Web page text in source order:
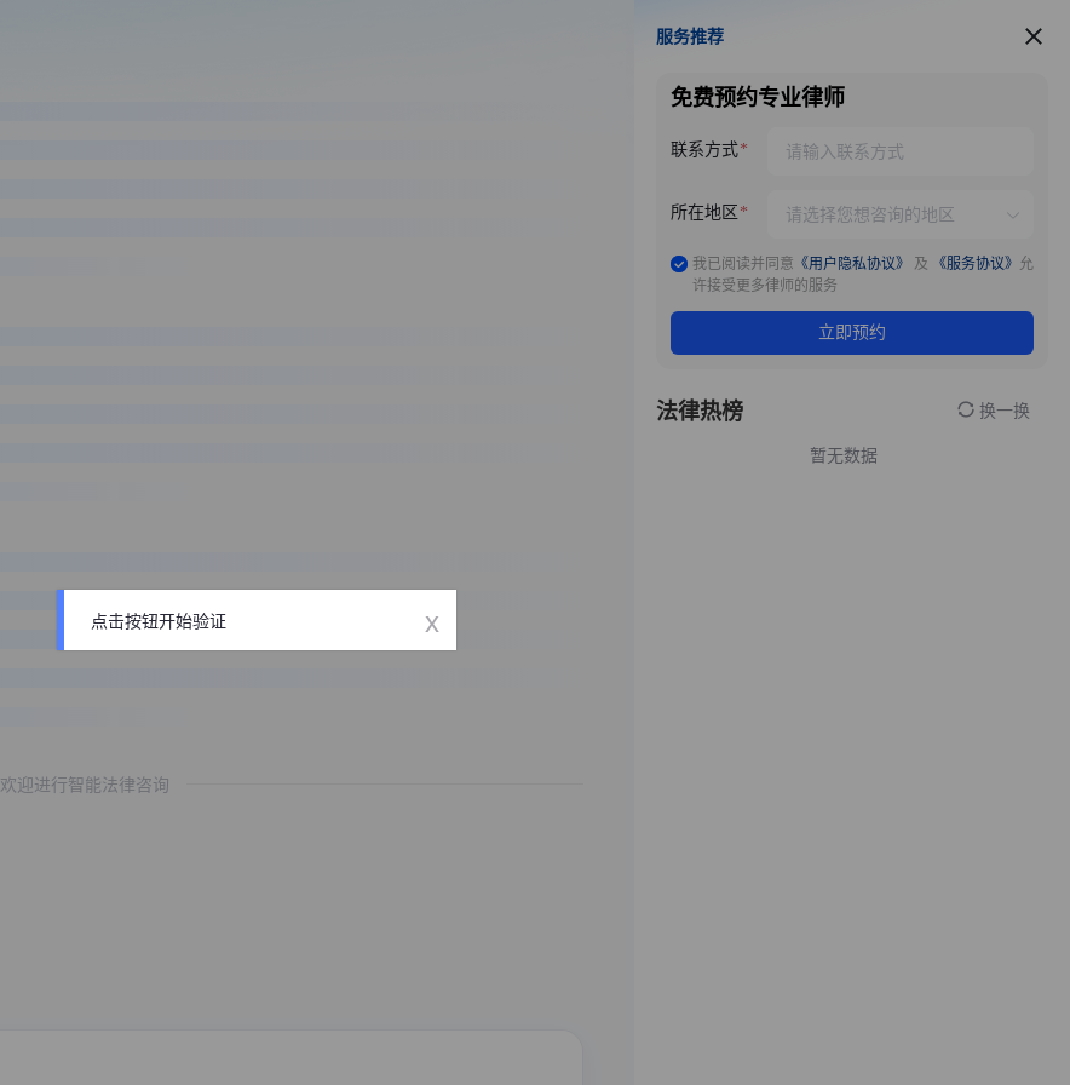
欢迎进行智能法律咨询
服务推荐
服务推荐
免费预约专业律师
联系方式
所在地区
我已阅读并同意 《用户隐私协议》 及 《服务协议》 允
许接受更多律师的服务
立即预约
法律热榜 换一换
暂无数据
点击按钮开始验证 x